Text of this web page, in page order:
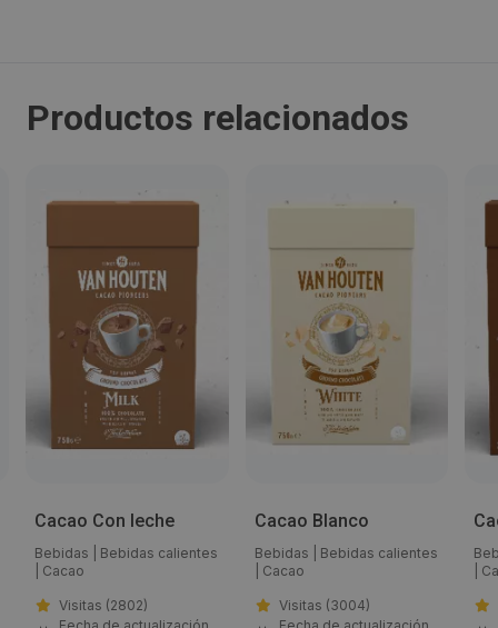
+34 685189122
alejandro_del_olmo@barry-callebaut.com
https://www.barry-callebaut.com/es-ES/vending
Horario de contacto:
Comercial
Fecha de publicación de producto:
Jueves 12 Agosto 2010
Productos relacionados
Cacao Con leche
Bebidas
Bebidas calientes
Cacao
Visitas (2802)
Cacao Blanco
Bebidas
Bebidas calientes
Cacao
Visitas (3004)